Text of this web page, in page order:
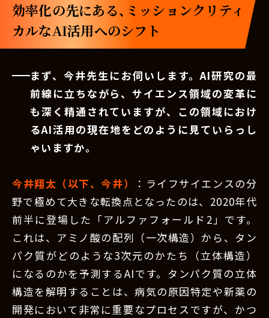
効率化の先にある、ミッションクリティ
カルなAI活用へのシフト
まず、今井先生にお伺いします。AI研究の最
前線に立ちながら、サイエンス領域の変革に
も深く精通されていますが、この領域におけ
るAI活用の現在地をどのように見ていらっし
ゃいますか。
今井翔太（以下、今井）
：ライフサイエンスの分
野で極めて大きな転換点となったのは、2020年代
前半に登場した「アルファフォールド2」です。
これは、アミノ酸の配列（一次構造）から、タン
パク質がどのような3次元のかたち（立体構造）
になるのかを予測するAIです。タンパク質の立体
構造を解明することは、病気の原因特定や新薬の
開発において非常に重要なプロセスですが、かつ